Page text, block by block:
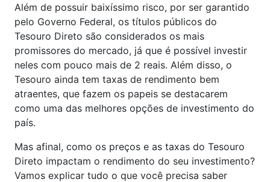
Além de possuir baixíssimo risco, por ser garantido
pelo Governo Federal, os títulos públicos do
Tesouro Direto são considerados os mais
promissores do mercado, já que é possível investir
neles com pouco mais de 2 reais. Além disso, o
Tesouro ainda tem taxas de rendimento bem
atraentes, que fazem os papeis se destacarem
como uma das melhores opções de investimento do
país.
Mas afinal, como os preços e as taxas do Tesouro
Direto impactam o rendimento do seu investimento?
Vamos explicar tudo o que você precisa saber